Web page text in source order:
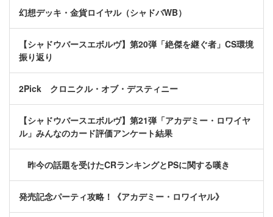
幻想デッキ・金貨ロイヤル（シャドバWB）
【シャドウバースエボルヴ】第20弾「絶傑を継ぐ者」CS環境
振り返り
2Pick クロニクル・オブ・デスティニー
【シャドウバースエボルヴ】第21弾「アカデミー・ロワイヤ
ル」みんなのカード評価アンケート結果
昨今の話題を受けたCRランキングとPSに関する嘆き
発売記念パーティ攻略！《アカデミー・ロワイヤル》